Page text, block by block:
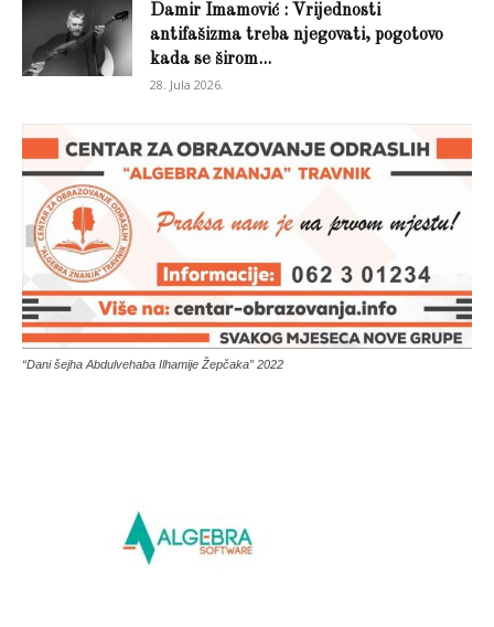
Damir Imamović : Vrijednosti
antifašizma treba njegovati, pogotovo
kada se širom...
28. Jula 2026.
“Dani šejha Abdulvehaba Ilhamije Žepčaka” 2022